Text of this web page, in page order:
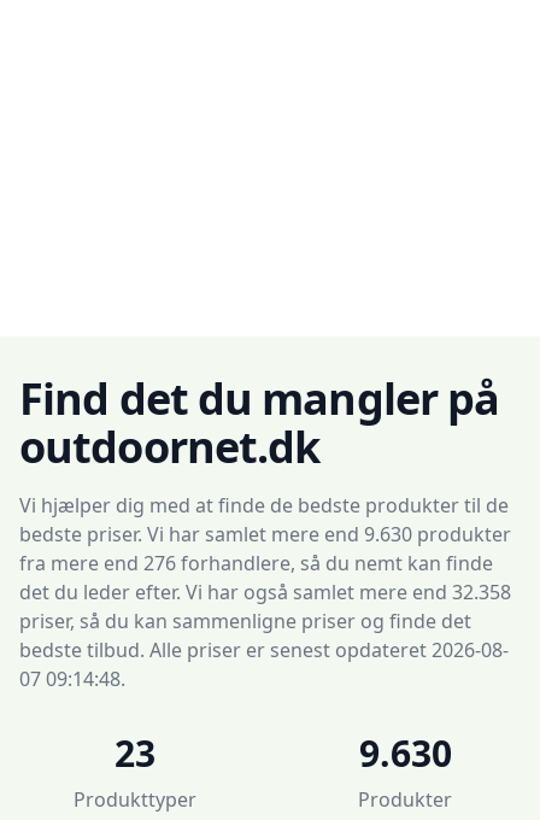
Find det du mangler på
outdoornet.dk
Vi hjælper dig med at finde de bedste produkter til de
bedste priser. Vi har samlet mere end 9.630 produkter
fra mere end 276 forhandlere, så du nemt kan finde
det du leder efter. Vi har også samlet mere end 32.358
priser, så du kan sammenligne priser og finde det
bedste tilbud. Alle priser er senest opdateret 2026-08-
07 09:14:48.
23
Produkttyper
9.630
Produkter